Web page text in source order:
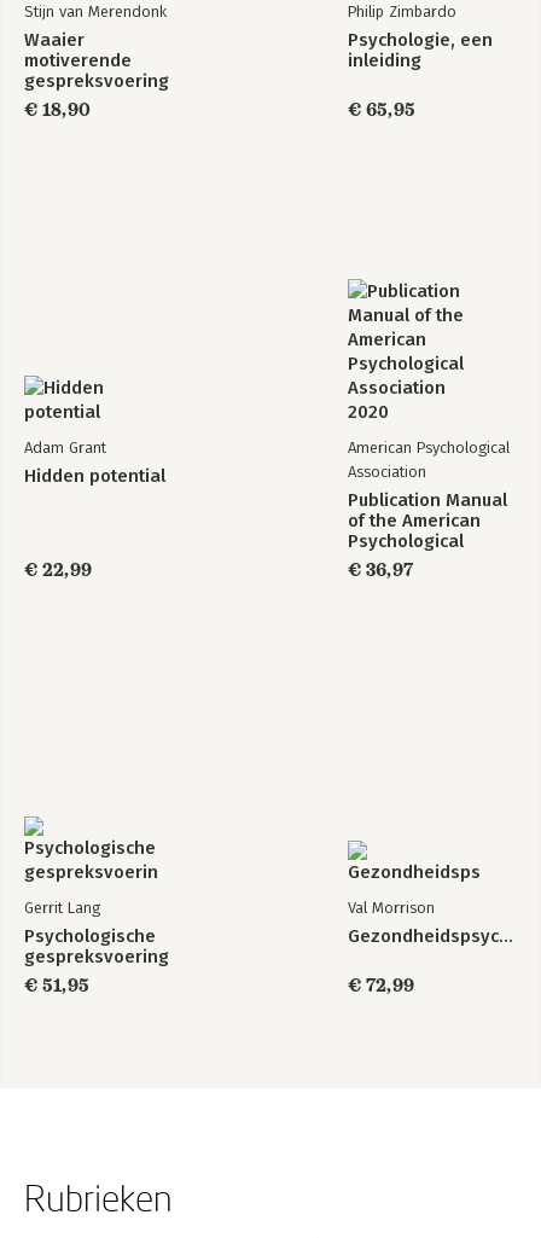
Stijn van Merendonk
Waaier
motiverende
gespreksvoering
€ 18,90
Philip Zimbardo
Psychologie, een
inleiding
€ 65,95
Adam Grant
Hidden potential
€ 22,99
American Psychological
Association
Publication Manual
of the American
Psychological
Association 2020
€ 36,97
Gerrit Lang
Psychologische
gespreksvoering
€ 51,95
Val Morrison
Gezondheidspsychologie
€ 72,99
Rubrieken